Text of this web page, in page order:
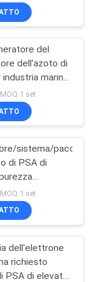
74
di
del
dell'azoto di
industria marina
set
sistema/
di PSA di
di SMT
set
dell'elettrone
richiesto
PSA di elevata